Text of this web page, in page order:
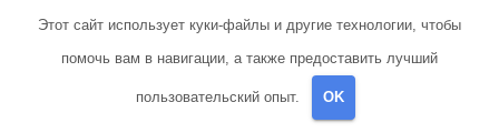
При выборе стоит изучить отзывы покупателей,
покупать лучше в специализированных
магазинах. Менеджеры дадут подержать
инструмент в руках, и убедиться в его
Этот сайт использует куки-файлы и другие технологии, чтобы
помочь вам в навигации, а также предоставить лучший
пользовательский опыт. OK